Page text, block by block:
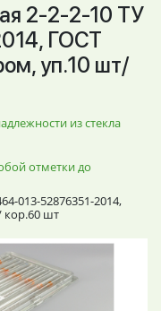
2-2-2-10 ТУ
ГОСТ
уп.10 шт/
из стекла
отметки до
013-52876351-2014,
шт